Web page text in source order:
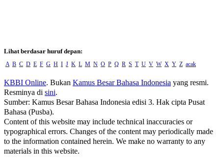
Lihat berdasar huruf depan:
A B C D E F G H I J K L M N O P Q R S T U V W X Y Z acak
KBBI Online. Bukan Kamus Besar Bahasa Indonesia yang resmi.
Resminya di sini.
Sumber: Kamus Besar Bahasa Indonesia edisi 3. Hak cipta Pusat
Bahasa (Pusba).
Content of this website may include technical inaccuracies or
typographical errors. Changes of the content may periodically made
to the information contained herein. We make no warranty to any
materials in this website.